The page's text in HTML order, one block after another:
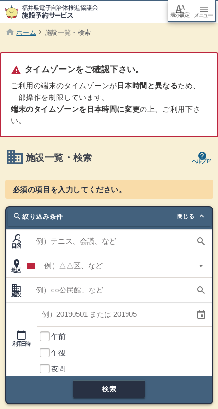
font_adjuster
表示設定
menu
メニュー
home ホーム chevron_right 施設一覧・検索
warning タイムゾーンをご確認下さい。
ご利用の端末のタイムゾーンが 日本時間と異なるため、
一部操作を制限しています。
端末のタイムゾーンを日本時間に変更の上、ご利用下さ
い。
domain 施設一覧・検索 help
ヘルプ - 施設一覧・検索
ヘルプopen_in_new
ウインドウを別のタブで表示します
必須の項目を入力してください。
search 絞り込み条件 閉じる keyboard_arrow_up
sports_tennis
目的 search
place
地区 arrow_drop_down
domain
施設 search
calendar_today
利用日時
event
午前
午後
夜間
検索